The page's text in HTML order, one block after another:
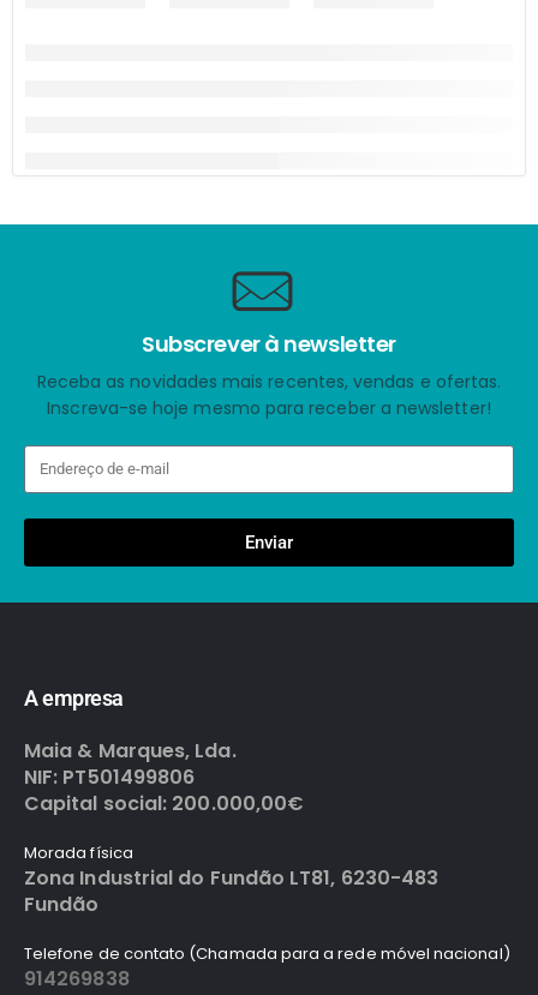
Subscrever à newsletter
Receba as novidades mais recentes, vendas e ofertas.
Inscreva-se hoje mesmo para receber a newsletter!
Enviar
A empresa
Maia & Marques, Lda.
NIF: PT501499806
Capital social: 200.000,00€
Morada física
Zona Industrial do Fundão LT81, 6230-483
Fundão
Telefone de contato (Chamada para a rede móvel nacional)
914269838